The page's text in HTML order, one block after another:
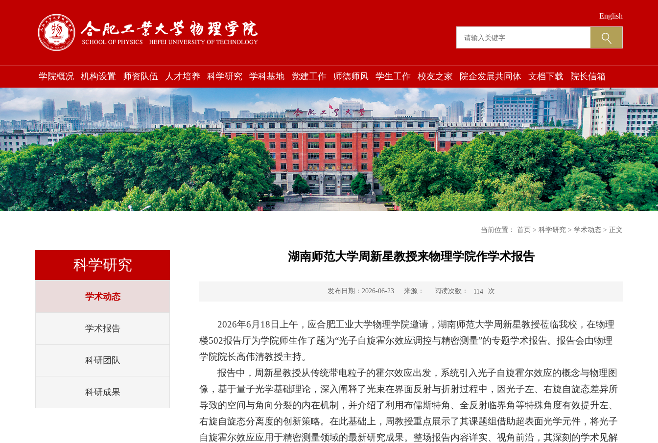
English
学院概况 机构设置 师资队伍 人才培养 科学研究 学科基地 党建工作 师德师风 学生工作 校友之家 院企发展共同体 文档下载 院长信箱
科学研究
学术动态
学术报告
科研团队
科研成果
当前位置： 首页 > 科学研究 > 学术动态 > 正文
湖南师范大学周新星教授来物理学院作学术报告
发布日期：2026-06-23 来源： 阅读次数： 114 次
2026年6月18日上午，应合肥工业大学物理学院邀请，湖南师范大学周新星教授莅临我校，在物理
楼502报告厅为学院师生作了题为“光子自旋霍尔效应调控与精密测量”的专题学术报告。报告会由物理
学院院长高伟清教授主持。
报告中，周新星教授从传统带电粒子的霍尔效应出发，系统引入光子自旋霍尔效应的概念与物理图
像，基于量子光学基础理论，深入阐释了光束在界面反射与折射过程中，因光子左、右旋自旋态差异所
导致的空间与角向分裂的内在机制，并介绍了利用布儒斯特角、全反射临界角等特殊角度有效提升左、
右旋自旋态分离度的创新策略。在此基础上，周教授重点展示了其课题组借助超表面光学元件，将光子
自旋霍尔效应应用于精密测量领域的最新研究成果。整场报告内容详实、视角前沿，其深刻的学术见解